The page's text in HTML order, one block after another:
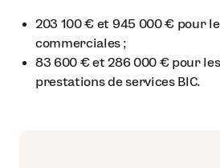
203 100 € et 945 000 € pour
commerciales ;
83 600 € et 286 000 € pour
prestations de services BIC.